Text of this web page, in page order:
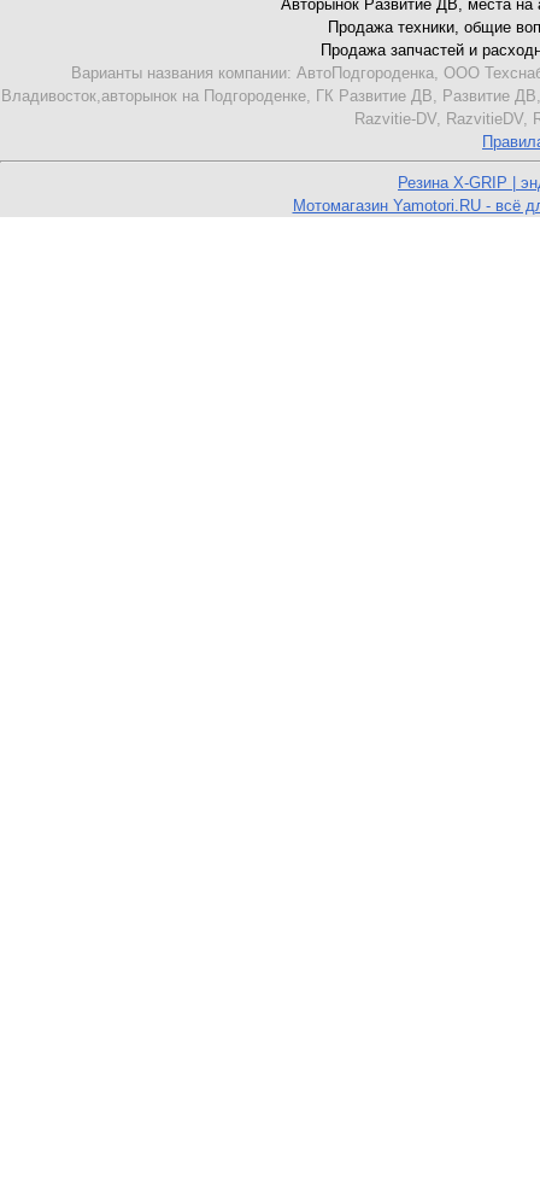
Авторынок Развитие ДВ, места на
Продажа техники, общие
Продажа запчастей и
Варианты названия компании: АвтоПодгороденка, ООО
Владивосток,авторынок на Подгороденке, ГК Развитие ДВ,
Razvitie-DV, RazvitieDV,
Резина X-GRIP |
Мотомагазин Yamotori.RU - всё